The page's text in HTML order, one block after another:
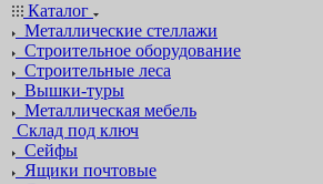
Каталог
Металлические стеллажи
Строительное оборудование
Строительные леса
Вышки-туры
Металлическая мебель
Склад под ключ
Сейфы
Ящики почтовые